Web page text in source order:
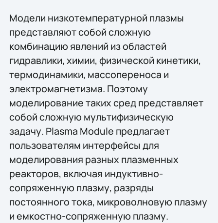
Модели низкотемпературной плазмы
представляют собой сложную
комбинацию явлений из областей
гидравлики, химии, физической кинетики,
термодинамики, массопереноса и
электромагнетизма. Поэтому
моделирование таких сред представляет
собой сложную мультифизическую
задачу. Plasma Module предлагает
пользователям интерфейсы для
моделирования разных плазменных
реакторов, включая индуктивно-
сопряженную плазму, разряды
постоянного тока, микроволновую плазму
и емкостно-сопряженную плазму.